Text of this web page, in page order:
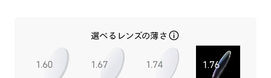
ファッション性と利便性を融合させた大人気シリーズのコンビ
ネーションエアフレーム。
選べるレンズの薄さ